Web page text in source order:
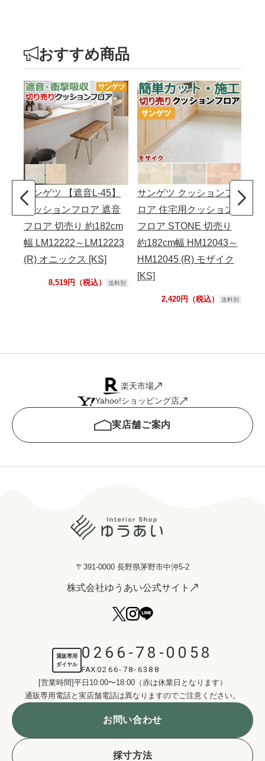
おすすめ商品
サンゲツ 【遮音L-45】
クッションフロア 遮音
フロア 切売り 約182cm
幅 LM12222～LM12223
(R) オニックス [KS]
8,519円（税込） 送料別
サンゲツ クッションフ
ロア 住宅用クッション
フロア STONE 切売り
約182cm幅 HM12043～
HM12045 (R) モザイク
[KS]
2,420円（税込） 送料別
楽天市場
Yahoo!ショッピング店
実店舗ご案内
〒391-0000 長野県茅野市中沖5-2
株式会社ゆうあい公式サイト
通販専用
ダイヤル
0266-78-0058
FAX:0266-78-6388
[営業時間]平日10:00〜18:00（赤は休業日となります）
通販専用電話と実店舗電話は異なりますのでご注意ください。
お問い合わせ
採寸方法